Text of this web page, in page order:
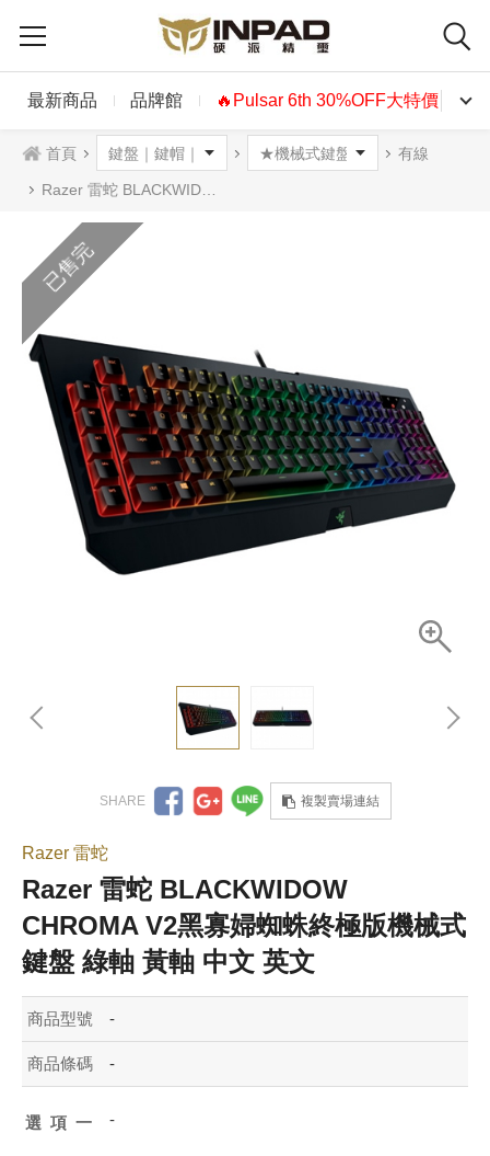
最新商品 品牌館 🔥Pulsar 6th 30%OFF大特價🔥
首頁 有線
Razer 雷蛇 BLACKWIDOW CHROMA V2黑寡婦蜘蛛終極版機械式鍵盤 綠軸 黃軸 中文 英文
已售完
複製賣場連結
Razer 雷蛇
Razer 雷蛇 BLACKWIDOW
CHROMA V2黑寡婦蜘蛛終極版機械式
鍵盤 綠軸 黃軸 中文 英文
商品型號 -
商品條碼 -
選項一 -